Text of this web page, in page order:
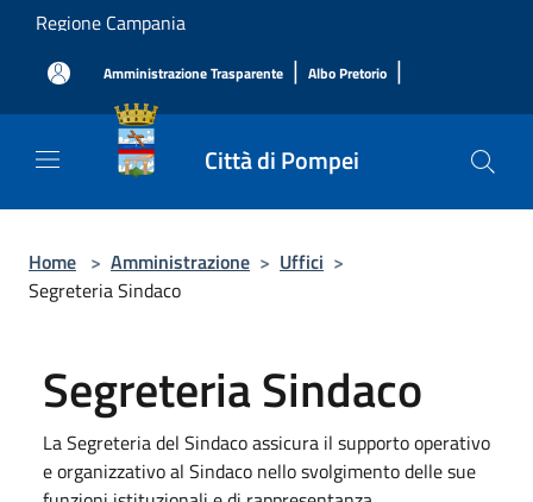
Salta al contenuto principale
Regione Campania
Amministrazione Trasparente | Albo Pretorio |
Città di Pompei
Home > Amministrazione > Uffici >
Segreteria Sindaco
Segreteria Sindaco
La Segreteria del Sindaco assicura il supporto operativo
e organizzativo al Sindaco nello svolgimento delle sue